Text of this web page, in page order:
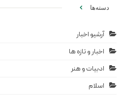
دسته‌ها
آرشیو اخبار
اخبار و تازه ها
ادبیات و هنر
اسلام